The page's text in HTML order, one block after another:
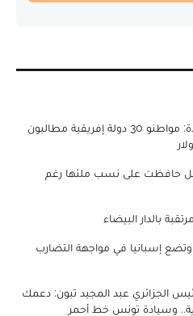
تأشيرة الدخول للولايات المتحدة: مواطنو 30 دولة إفريقية مطالبون
حافظت على نسب ملئها رغم
بالدار البيضاء
إسبانيا في مواجهة التضارب
الجزائري عبد المجيد تبون: دعمك
وسيادة تونس خط أحمر